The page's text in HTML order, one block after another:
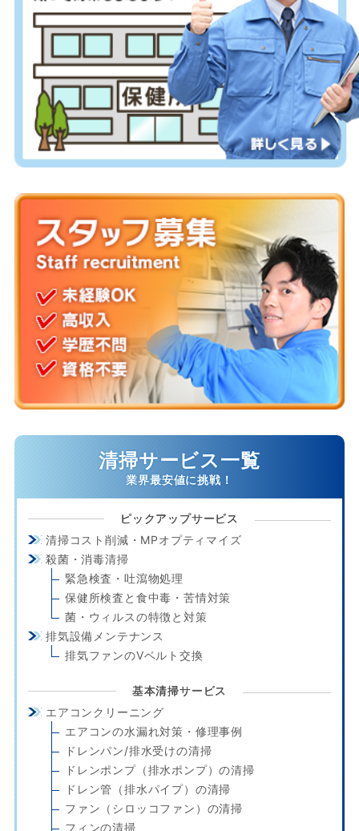
清掃サービス一覧
ピックアップサービス
清掃コスト削減・MPオプティマイズ
殺菌・消毒清掃
緊急検査・吐瀉物処理
保健所検査と食中毒・苦情対策
菌・ウィルスの特徴と対策
排気設備メンテナンス
排気ファンのVベルト交換
基本清掃サービス
エアコンクリーニング
エアコンの水漏れ対策・修理事例
ドレンパン/排水受けの清掃
ドレンポンプ（排水ポンプ）の清掃
ドレン管（排水パイプ）の清掃
ファン（シロッコファン）の清掃
フィンの清掃